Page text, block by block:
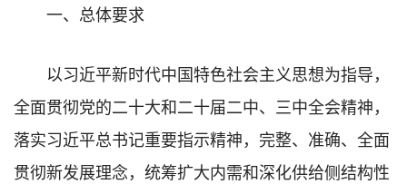
一、总体要求
以习近平新时代中国特色社会主义思想为指导，
全面贯彻党的二十大和二十届二中、三中全会精神，
落实习近平总书记重要指示精神，完整、准确、全面
贯彻新发展理念，统筹扩大内需和深化供给侧结构性